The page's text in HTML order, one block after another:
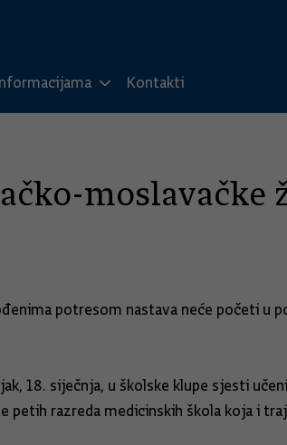
Kontakti
moslavačke
potresom nastava neće početi u
18. siječnja, u školske klupe sjesti
razreda medicinskih škola koja i